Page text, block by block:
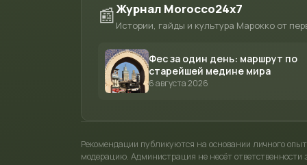
📰Журнал Morocco24x7
Истории, гайды и культура Марокко от
Фес за один день: маршрут по
старейшей медине мира
6 августа 2026
Рекомендации публикуются на основании личного
модерацию. Администрация не несёт ответственности